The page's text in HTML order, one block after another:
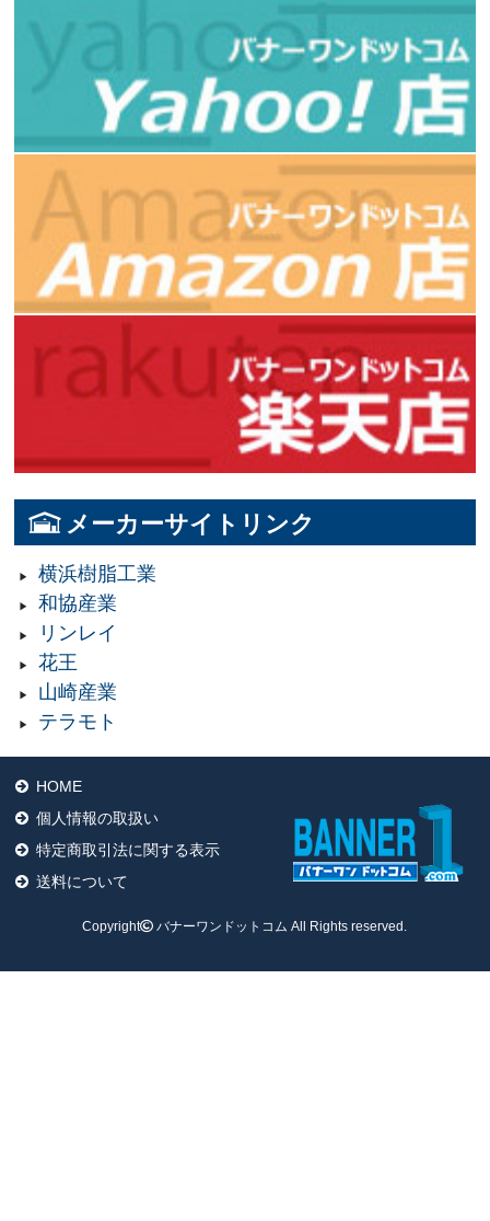
メーカーサイトリンク
横浜樹脂工業
和協産業
リンレイ
花王
山崎産業
テラモト
HOME
個人情報の取扱い
特定商取引法に関する表示
送料について
Copyright バナーワンドットコム All Rights reserved.